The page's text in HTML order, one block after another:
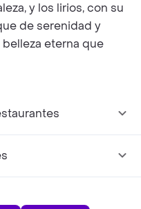
y los lirios, con su
de serenidad y
eterna que